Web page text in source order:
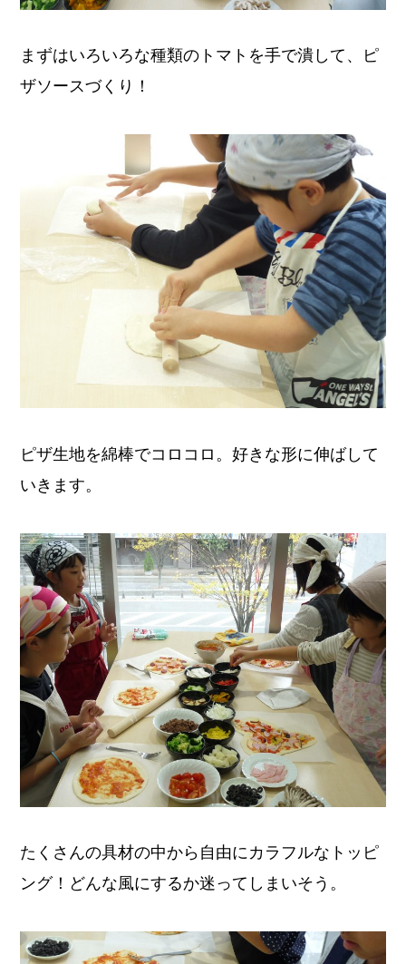
まずはいろいろな種類のトマトを手で潰して、ピ
ザソースづくり！
ピザ生地を綿棒でコロコロ。好きな形に伸ばして
いきます。
たくさんの具材の中から自由にカラフルなトッピ
ング！どんな風にするか迷ってしまいそう。